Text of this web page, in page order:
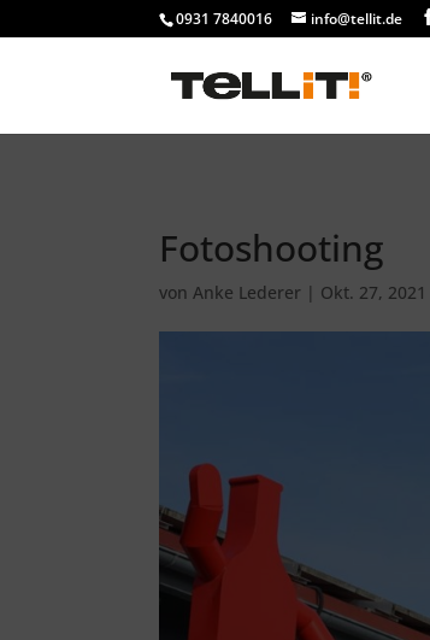
################# SINGLE
0931 7840016 info@tellit.de
Fotoshooting
von Anke Lederer | Okt. 27, 2021